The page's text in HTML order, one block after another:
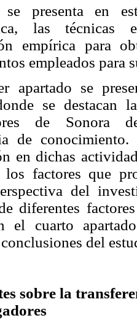
se presenta en
las técnicas
empírica para
empleados para
apartado se
se destacan
de Sonora
de
en dichas
los factores que
del
diferentes
el cuarto
del
sobre la